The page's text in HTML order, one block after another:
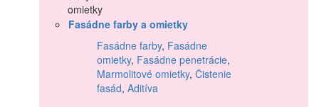
Fasádne farby a omietky
Fasádne farby, Fasádne
omietky, Fasádne penetrácie,
Marmolitové omietky, Čistenie
fasád, Aditíva